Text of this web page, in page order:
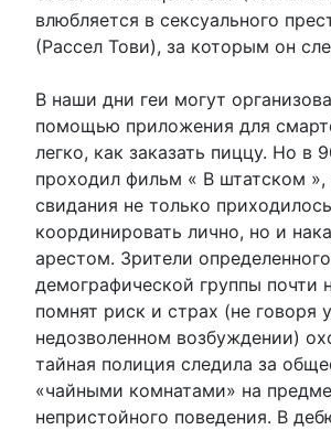
влюбляется в сексуального
(Рассел Тови), за которым он
В наши дни геи могут
помощью приложения для
легко, как заказать пиццу. Но в
проходил фильм « В штатском »,
свидания не только приходилось
координировать лично, но и
арестом. Зрители
демографической группы почти
помнят риск и страх (не говоря
недозволенном возбуждении)
тайная полиция следила за
«чайными комнатами» на
непристойного поведения. В